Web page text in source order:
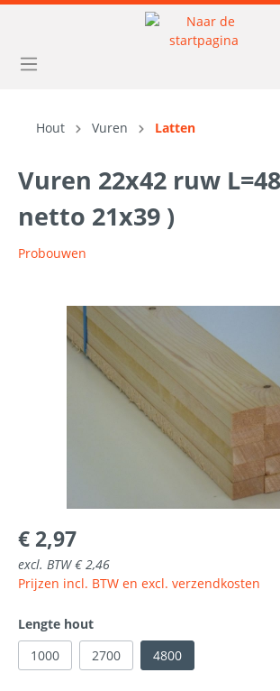
Hout Vuren Latten
Vuren 22x42 ruw
netto 21x39 )
Probouwen
€ 2,97
excl. BTW € 2,46
Prijzen incl. BTW en excl. verzendkosten
Lengte hout
1000
2700 4800